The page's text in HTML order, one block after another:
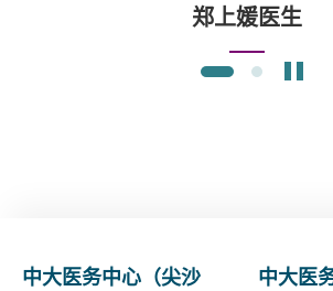
郑上媛医生
1 2 暂
中大医务中心（尖沙
中大医